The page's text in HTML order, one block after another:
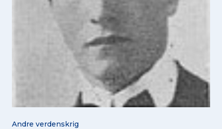
Andre verdenskrig